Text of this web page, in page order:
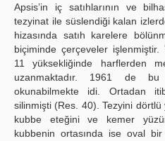
Apsis’in iç satıhlarının ve
tezyinat ile süslendiği kalan
hizasında satıh karelere
biçiminde çerçeveler işlenmiştir.
11 yüksekliğinde harflerden
uzanmaktadır. 1961 de bu
okunabilmekte idi. Ortadan
silinmişti (Res. 40). Tezyini
kubbe eteğini ve kemer
kubbenin ortasında ise oval